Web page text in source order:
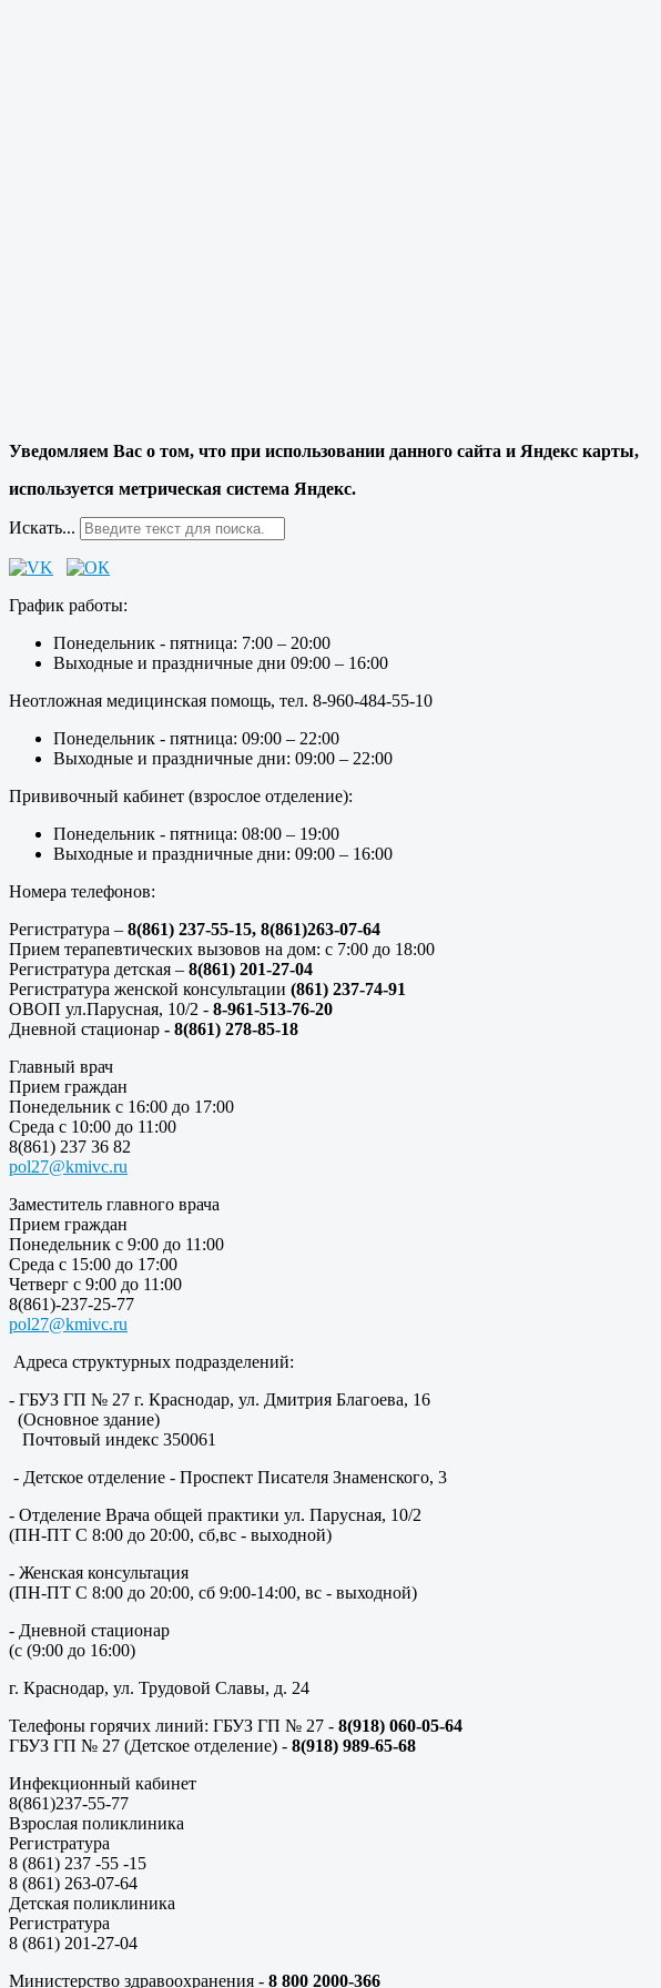
Уведомляем Вас о том, что при использовании данного сайта и Яндекс карты,
используется метрическая система Яндекс.
Искать...
График работы:
Понедельник - пятница: 7:00 – 20:00
Выходные и праздничные дни 09:00 – 16:00
Неотложная медицинская помощь, тел. 8-960-484-55-10
Понедельник - пятница: 09:00 – 22:00
Выходные и праздничные дни: 09:00 – 22:00
Прививочный кабинет (взрослое отделение):
Понедельник - пятница: 08:00 – 19:00
Выходные и праздничные дни: 09:00 – 16:00
Номера телефонов:
Регистратура – 8(861) 237-55-15, 8(861)263-07-64
Прием терапевтических вызовов на дом: с 7:00 до 18:00
Регистратура детская – 8(861) 201-27-04
Регистратура женской консультации (861) 237-74-91
ОВОП ул.Парусная, 10/2 - 8-961-513-76-20
Дневной стационар - 8(861) 278-85-18
Главный врач
Прием граждан
Понедельник с 16:00 до 17:00
Среда с 10:00 до 11:00
8(861) 237 36 82
pol27@kmivc.ru
Заместитель главного врача
Прием граждан
Понедельник с 9:00 до 11:00
Среда с 15:00 до 17:00
Четверг с 9:00 до 11:00
8(861)-237-25-77
pol27@kmivc.ru
Адреса структурных подразделений:
- ГБУЗ ГП № 27 г. Краснодар, ул. Дмитрия Благоева, 16
(Основное здание)
Почтовый индекс 350061
- Детское отделение - Проспект Писателя Знаменского, 3
- Отделение Врача общей практики ул. Парусная, 10/2
(ПН-ПТ С 8:00 до 20:00, сб,вс - выходной)
- Женская консультация
(ПН-ПТ С 8:00 до 20:00, сб 9:00-14:00, вс - выходной)
- Дневной стационар
(с (9:00 до 16:00)
г. Краснодар, ул. Трудовой Славы, д. 24
Телефоны горячих линий: ГБУЗ ГП № 27 - 8(918) 060-05-64
ГБУЗ ГП № 27 (Детское отделение) - 8(918) 989-65-68
Инфекционный кабинет
8(861)237-55-77
Взрослая поликлиника
Регистратура
8 (861) 237 -55 -15
8 (861) 263-07-64
Детская поликлиника
Регистратура
8 (861) 201-27-04
Министерство здравоохранения - 8 800 2000-366